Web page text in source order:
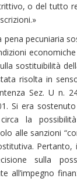
o del tutto
pena pecuniaria
sostituibilità
risolta in
Sez. U n.
Si era
la
alle sanzioni
Pertanto,
sulla
all’impegno